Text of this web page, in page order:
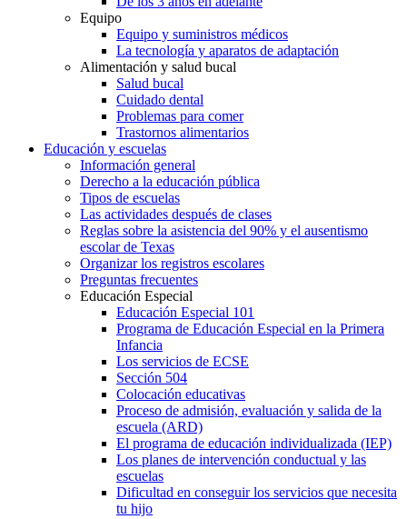
Equipo
Equipo y suministros médicos
La tecnología y aparatos de adaptación
Alimentación y salud bucal
Salud bucal
Cuidado dental
Problemas para comer
Trastornos alimentarios
Educación y escuelas
Información general
Derecho a la educación pública
Tipos de escuelas
Las actividades después de clases
Reglas sobre la asistencia del 90% y el ausentismo
escolar de Texas
Organizar los registros escolares
Preguntas frecuentes
Educación Especial
Educación Especial 101
Programa de Educación Especial en la Primera
Infancia
Los servicios de ECSE
Sección 504
Colocación educativas
Proceso de admisión, evaluación y salida de la
escuela (ARD)
El programa de educación individualizada (IEP)
Los planes de intervención conductual y las
escuelas
Dificultad en conseguir los servicios que necesita
tu hijo